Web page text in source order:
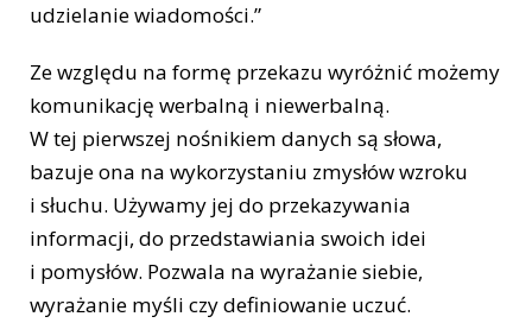
udzielanie wiadomości.”
Ze względu na formę przekazu wyróżnić możemy
komunikację werbalną i niewerbalną.
W tej pierwszej nośnikiem danych są słowa,
bazuje ona na wykorzystaniu zmysłów wzroku
i słuchu. Używamy jej do przekazywania
informacji, do przedstawiania swoich idei
i pomysłów. Pozwala na wyrażanie siebie,
wyrażanie myśli czy definiowanie uczuć.